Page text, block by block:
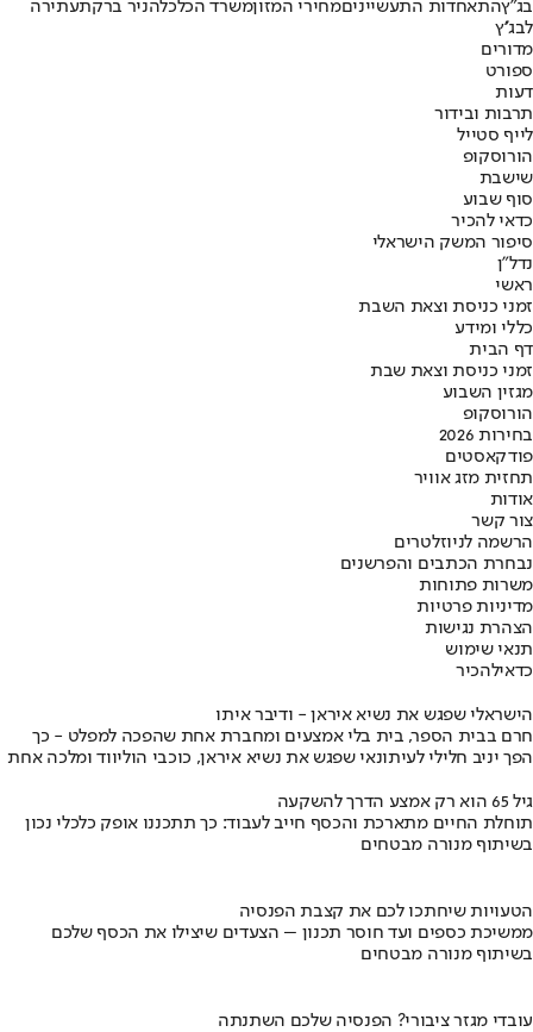
בג"ץהתאחדות התעשייניםמחירי המזוןמשרד הכלכלהניר ברקתעתירה
לבג''ץ
מדורים
ספורט
דעות
תרבות ובידור
לייף סטייל
הורוסקופ
שישבת
סוף שבוע
כדאי להכיר
סיפור המשק הישראלי
נדל"ן
ראשי
זמני כניסת וצאת השבת
כללי ומידע
דף הבית
זמני כניסת וצאת שבת
מגזין השבוע
הורוסקופ
בחירות 2026
פודקאסטים
תחזית מזג אוויר
אודות
צור קשר
הרשמה לניוזלטרים
נבחרת הכתבים והפרשנים
משרות פתוחות
מדיניות פרטיות
הצהרת נגישות
תנאי שימוש
כדאילהכיר
הישראלי שפגש את נשיא איראן - ודיבר איתו
חרם בבית הספר, בית בלי אמצעים ומחברת אחת שהפכה למפלט - כך
הפך יניב חלילי לעיתונאי שפגש את נשיא איראן, כוכבי הוליווד ומלכה אחת
גיל 65 הוא רק אמצע הדרך להשקעה
תוחלת החיים מתארכת והכסף חייב לעבוד: כך תתכננו אופק כלכלי נכון
בשיתוף מנורה מבטחים
הטעויות שיחתכו לכם את קצבת הפנסיה
ממשיכת כספים ועד חוסר תכנון – הצעדים שיצילו את הכסף שלכם
בשיתוף מנורה מבטחים
עובדי מגזר ציבורי? הפנסיה שלכם השתנתה